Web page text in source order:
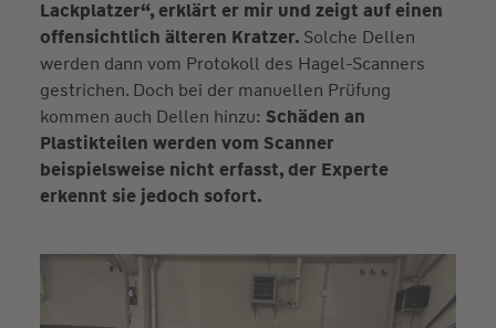
Lackplatzer“, erklärt er mir und zeigt auf einen
offensichtlich älteren Kratzer. Solche Dellen
werden dann vom Protokoll des Hagel-Scanners
gestrichen. Doch bei der manuellen Prüfung
kommen auch Dellen hinzu: Schäden an
Plastikteilen werden vom Scanner
beispielsweise nicht erfasst, der Experte
erkennt sie jedoch sofort.